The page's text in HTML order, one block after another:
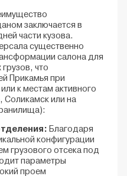
заключается в
части кузова.
существенно
салона для
что
Прикамья при
к местам активного
Соликамск или на
Благодаря
конфигурации
грузового отсека под
параметры
проем